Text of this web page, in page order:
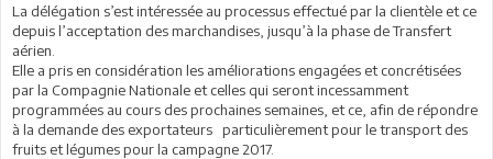
La délégation s’est intéressée au processus effectué par la clientèle et ce
depuis l’acceptation des marchandises, jusqu’à la phase de Transfert
aérien.
Elle a pris en considération les améliorations engagées et concrétisées
par la Compagnie Nationale et celles qui seront incessamment
programmées au cours des prochaines semaines, et ce, afin de répondre
à la demande des exportateurs particulièrement pour le transport des
fruits et légumes pour la campagne 2017.